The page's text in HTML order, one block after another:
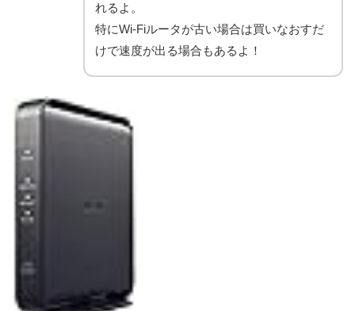
れるよ。
特にWi-Fiルータが古い場合は買いなおすだ
けで速度が出る場合もあるよ！